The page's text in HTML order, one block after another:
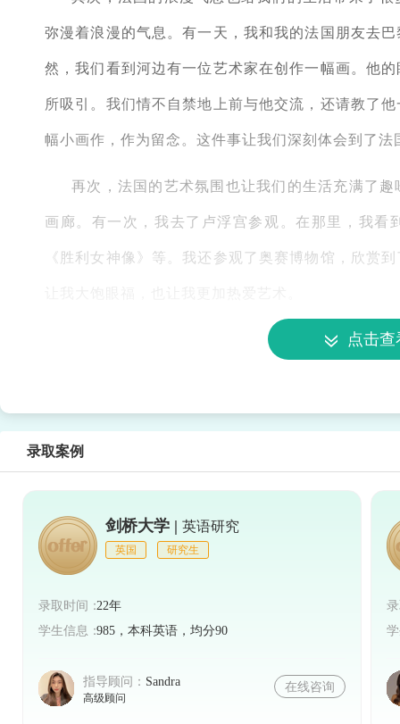
弥漫着浪漫的气息。有一天，我和我的法国朋友去
然，我们看到河边有一位艺术家在创作一幅画。他
所吸引。我们情不自禁地上前与他交流，还请教了
幅小画作，作为留念。这件事让我们深刻体会到了法
再次，法国的艺术氛围也让我们的生活充满了
画廊。有一次，我去了卢浮宫参观。在那里，我看
《胜利女神像》等。我还参观了奥赛博物馆，欣赏
最后，法国的时尚潮流也给我们带来了很多惊
匠心的设计作品，还结识了一些时尚界的人士。这
宽了我们的眼界。
总之，在法国留学的日子里，我们经历了许多
活，还让我们更加热爱这个国家。在未来的日子里
带来的无尽乐趣。
点击
录取案例
剑桥大学 | 英语研究
英国 研究生
录取时间：22年
学生信息：985，本科英语，均分90
指导顾问： Sandra
高级顾问
在线咨询